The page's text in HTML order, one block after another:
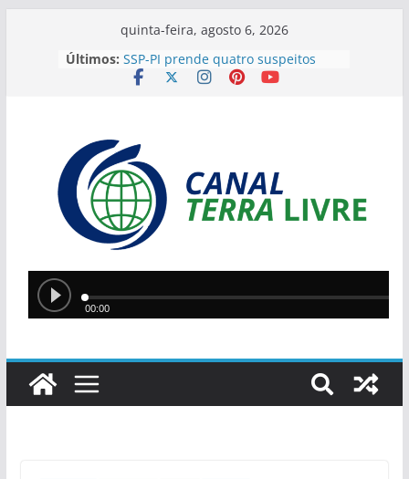
quinta-feira, agosto 6, 2026
Últimos: SSP-PI prende quatro suspeitos
ligados a organização criminosa e
urnas eletrônicas nas eleições de
2026
Criança de 4 anos escapa de
tragédia após linha com cerol
cortar seu pescoço em Parnaíba
Porto de Luís Correia inicia
destino à China
Suspeito de tráfico de drogas e